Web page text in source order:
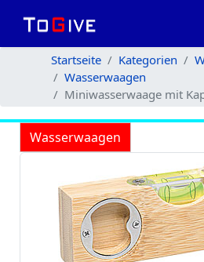
Startseite Kategorien
Wasserwaagen
Miniwasserwaage mit
Wasserwaagen